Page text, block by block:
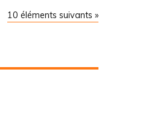
10 éléments suivants »